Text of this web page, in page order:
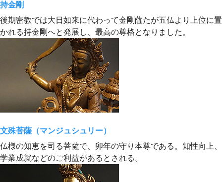
持金剛
後期密教では大日如来に代わって金剛薩たが五仏より上位に置
かれる持金剛へと発展し、最高の尊格となりました。
文殊菩薩（マンジュシュリー）
仏様の知恵を司る菩薩で、卯年の守り本尊である。知性向上、
学業成就などのご利益があるとされる。